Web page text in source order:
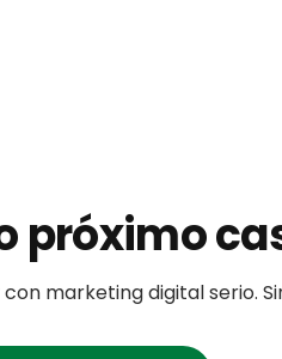
próximo
marketing digital serio.